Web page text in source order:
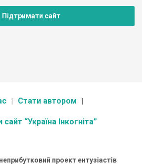
Підтримати сайт
Стати автором
“Україна Інкогніта”
проект ентузіастів